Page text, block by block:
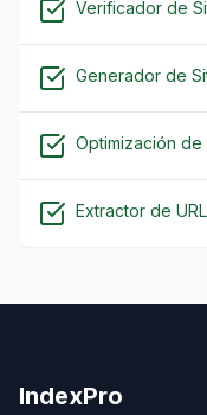
Verificador de
Generador de
Optimización de
Extractor de
IndexPro